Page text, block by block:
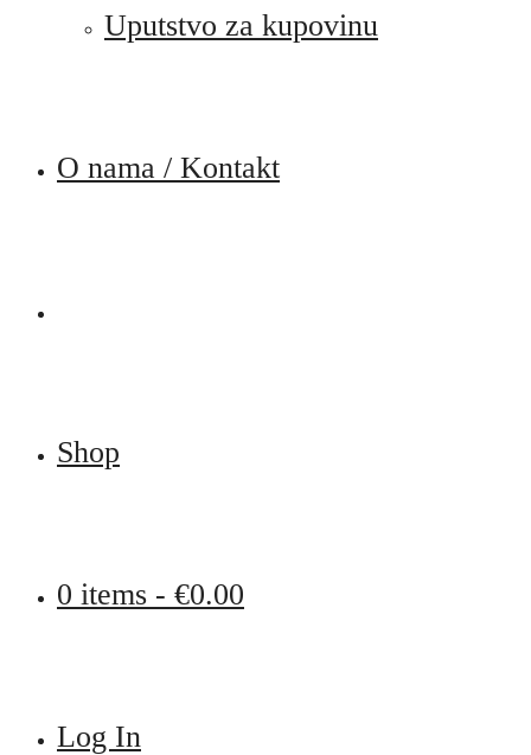
Uputstvo za kupovinu
O nama / Kontakt
Shop
0 items - €0.00
Log In